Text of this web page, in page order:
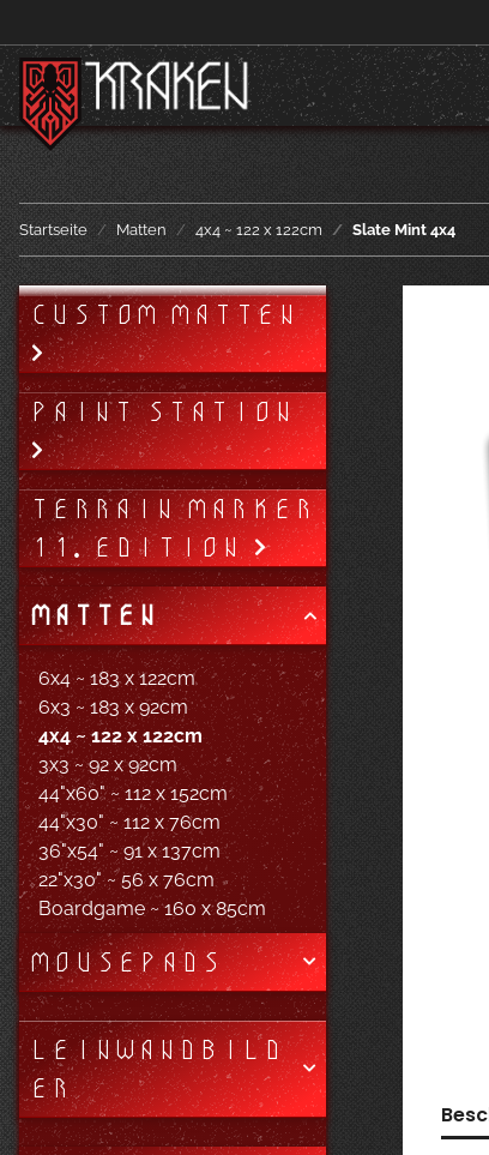
Startseite Matten 4x4 ~ 122 x 122cm Slate Mint 4x4
CUSTOM MATTEN
PAINT STATION
TERRAIN MARKER
11. EDITION
MATTEN
6x4 ~ 183 x 122cm
6x3 ~ 183 x 92cm
4x4 ~ 122 x 122cm
3x3 ~ 92 x 92cm
44"x60" ~ 112 x 152cm
44"x30" ~ 112 x 76cm
36"x54" ~ 91 x 137cm
22"x30" ~ 56 x 76cm
Boardgame ~ 160 x 85cm
MOUSEPADS
LEINWANDBILD
ER